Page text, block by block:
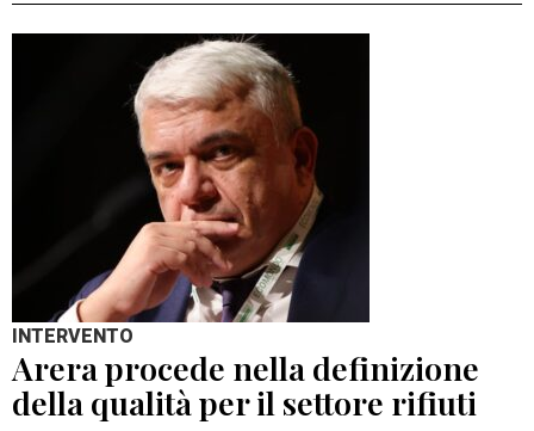
INTERVENTO
Arera procede nella definizione
della qualità per il settore rifiuti